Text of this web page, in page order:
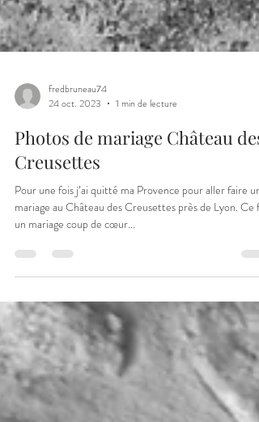
fredbruneau74
1 min de lecture
Photos de mariage Château des
Creusettes
mariage au Château des Creusettes près de Lyon. Ce
un mariage coup de cœur...